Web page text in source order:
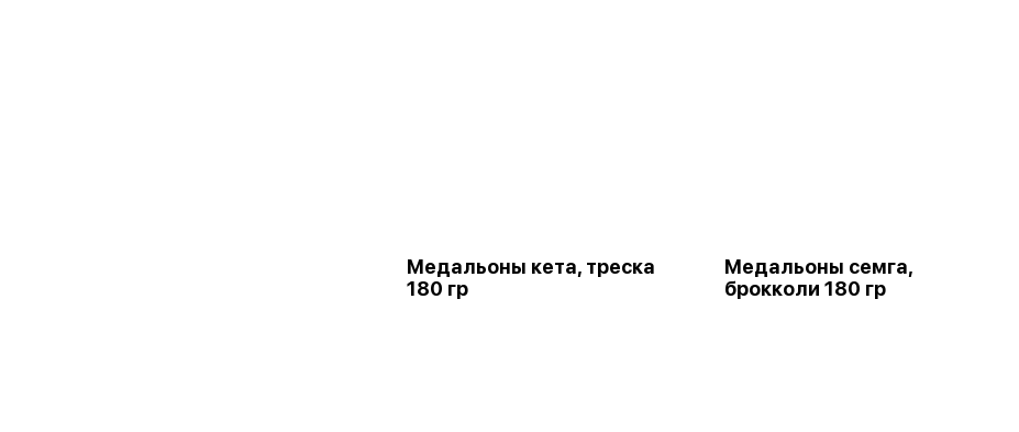
Медальоны кета, треска
180 гр
Медальоны семга,
брокколи 180 гр